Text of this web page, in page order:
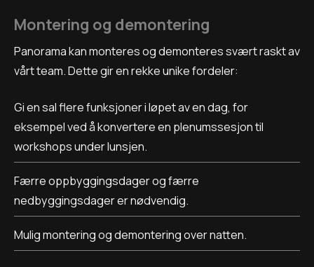
Montering og demontering
Panorama kan monteres og demonteres svært raskt av
vårt team. Dette gir en rekke unike fordeler:
Gi en sal flere funksjoner i løpet av en dag, for
eksempel ved å konvertere en plenumssesjon til
workshops under lunsjen.
Færre oppbyggingsdager og færre
nedbyggingsdager er nødvendig.
Mulig montering og demontering over natten.